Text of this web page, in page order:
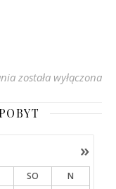
Wiejska Zagroda
została wyłączona
»
SO
N